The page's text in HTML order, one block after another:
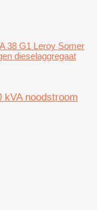
38 G1 Leroy Somer
dieselaggregaat
kVA noodstroom